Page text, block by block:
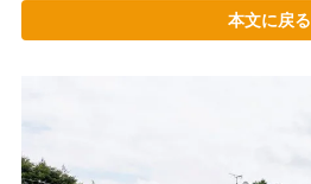
本文に戻る